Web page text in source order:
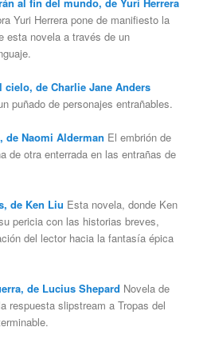
Yuri Herrera pone de manifiesto la
esta novela a través de un
de Charlie Jane Anders
puñado de personajes entrañables.
de Naomi Alderman El embrión de
de otra enterrada en las entrañas de
de Ken Liu Esta novela, donde Ken
pericia con las historias breves,
del lector hacia la fantasía épica
de Lucius Shepard Novela de
respuesta slipstream a Tropas del